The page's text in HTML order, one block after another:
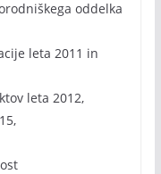
oddelka
leta 2011 in
leta 2012,